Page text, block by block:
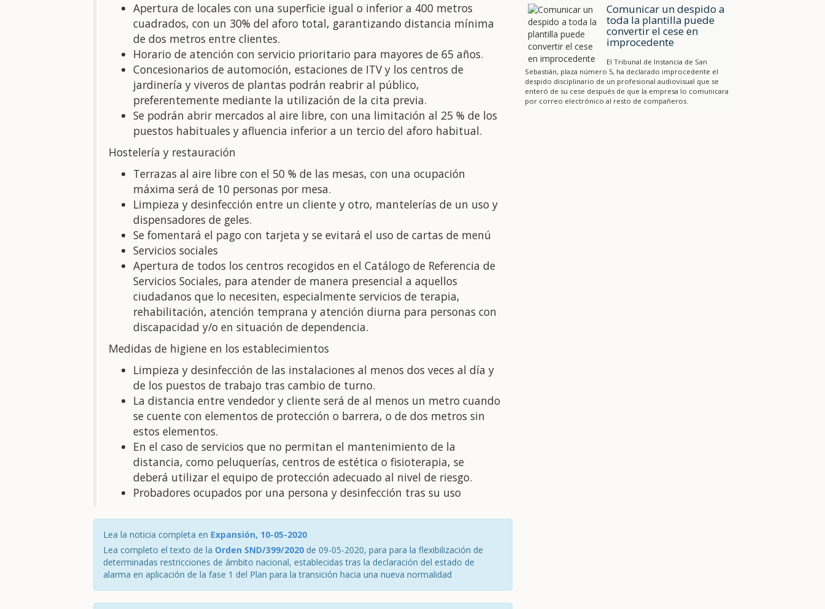
Apertura de locales con una superficie igual o inferior a 400 metros
cuadrados, con un 30% del aforo total, garantizando distancia mínima
de dos metros entre clientes.
Horario de atención con servicio prioritario para mayores de 65 años.
Concesionarios de automoción, estaciones de ITV y los centros de
jardinería y viveros de plantas podrán reabrir al público,
preferentemente mediante la utilización de la cita previa.
Se podrán abrir mercados al aire libre, con una limitación al 25 % de los
puestos habituales y afluencia inferior a un tercio del aforo habitual.
Hostelería y restauración
Terrazas al aire libre con el 50 % de las mesas, con una ocupación
máxima será de 10 personas por mesa.
Limpieza y desinfección entre un cliente y otro, mantelerías de un uso y
dispensadores de geles.
Se fomentará el pago con tarjeta y se evitará el uso de cartas de menú
Servicios sociales
Apertura de todos los centros recogidos en el Catálogo de Referencia de
Servicios Sociales, para atender de manera presencial a aquellos
ciudadanos que lo necesiten, especialmente servicios de terapia,
rehabilitación, atención temprana y atención diurna para personas con
discapacidad y/o en situación de dependencia.
Medidas de higiene en los establecimientos
Limpieza y desinfección de las instalaciones al menos dos veces al día y
de los puestos de trabajo tras cambio de turno.
La distancia entre vendedor y cliente será de al menos un metro cuando
se cuente con elementos de protección o barrera, o de dos metros sin
estos elementos.
En el caso de servicios que no permitan el mantenimiento de la
distancia, como peluquerías, centros de estética o fisioterapia, se
deberá utilizar el equipo de protección adecuado al nivel de riesgo.
Probadores ocupados por una persona y desinfección tras su uso
Lea la noticia completa en Expansión, 10-05-2020
Lea completo el texto de la Orden SND/399/2020 de 09-05-2020, para para la flexibilización de
determinadas restricciones de ámbito nacional, establecidas tras la declaración del estado de
alarma en aplicación de la fase 1 del Plan para la transición hacia una nueva normalidad
Comunicar un despido a
toda la plantilla puede
convertir el cese en
improcedente
El Tribunal de Instancia de San
Sebastián, plaza número 5, ha declarado improcedente el
despido disciplinario de un profesional audiovisual que se
enteró de su cese después de que la empresa lo comunicara
por correo electrónico al resto de compañeros.